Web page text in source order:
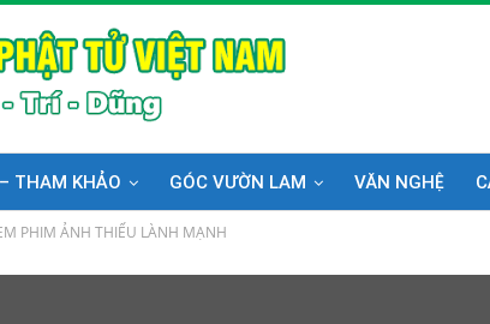
THAM KHẢO GÓC VƯỜN LAM VĂN NGHỆ
PHIM ẢNH THIẾU LÀNH MẠNH